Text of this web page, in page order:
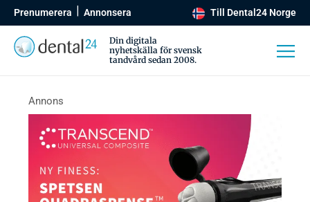
Prenumerera Annonsera Till Dental24 Norge
Din digitala
nyhetskälla för svensk
tandvård sedan 2008.